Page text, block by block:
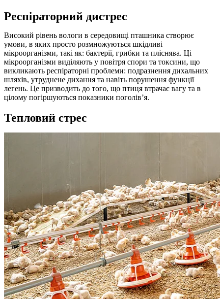
Респіраторний дистрес
Високий рівень вологи в середовищі пташника створює
умови, в яких просто розмножуються шкідливі
мікроорганізми, такі як: бактерії, грибки та пліснява. Ці
мікроорганізми виділяють у повітря спори та токсини, що
викликають респіраторні проблеми: подразнення дихальних
шляхів, утруднене дихання та навіть порушення функції
легень. Це призводить до того, що птиця втрачає вагу та в
цілому погіршуються показники поголів’я.
Тепловий стрес